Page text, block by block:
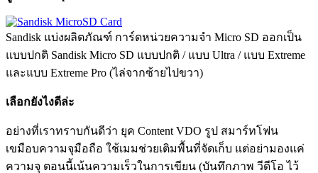
Sandisk แบ่งผลิตภัณฑ์ การ์ดหน่วยความจำ Micro SD ออกเป็น
แบบปกติ Sandisk Micro SD แบบปกติ / แบบ Ultra / แบบ Extreme
และแบบ Extreme Pro (ไล่จากซ้ายไปขวา)
เลือกยังไงดีล่ะ
อย่างที่เราทราบกันดีว่า ยุค Content VDO รูป สมาร์ทโฟน
เขมือบความจุมือถือ ใช้เมมช่วยเติมพื้นที่จัดเก็บ แต่อย่ามองแค่
ความจุ ตอนนี้เน้นความเร็วในการเขียน (บันทึกภาพ วีดีโอ ไว้